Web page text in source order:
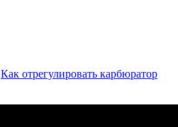
Как отрегулировать карбюратор